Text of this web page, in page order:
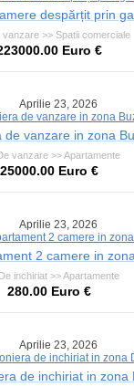
despărțit prin
vanzare >> Spatii comerciale
Euro €
Aprilie 23, 2026
de vanzare in zona
vanzare >> Apartamente
25000.00 Euro €
Aprilie 23, 2026
2 camere in
De inchiriat >> Apartamente
280.00 Euro €
Aprilie 23, 2026
de inchiriat in zona